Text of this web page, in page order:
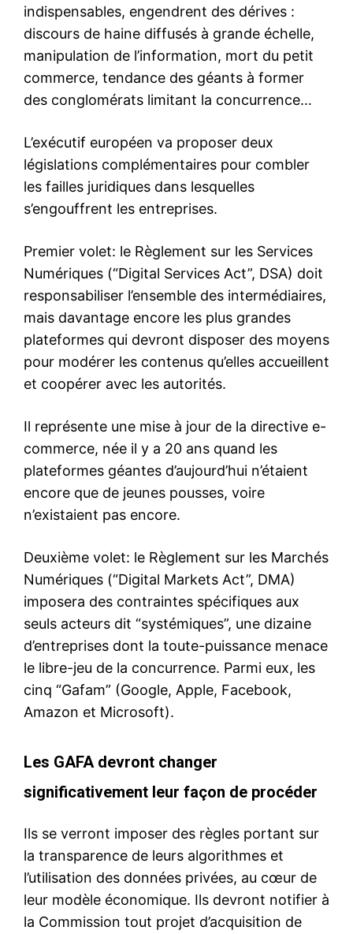
indispensables, engendrent des dérives :
discours de haine diffusés à grande échelle,
manipulation de l’information, mort du petit
commerce, tendance des géants à former
des conglomérats limitant la concurrence…
L’exécutif européen va proposer deux
législations complémentaires pour combler
les failles juridiques dans lesquelles
s’engouffrent les entreprises.
Premier volet: le Règlement sur les Services
Numériques (“Digital Services Act”, DSA) doit
responsabiliser l’ensemble des intermédiaires,
mais davantage encore les plus grandes
plateformes qui devront disposer des moyens
pour modérer les contenus qu’elles accueillent
et coopérer avec les autorités.
Il représente une mise à jour de la directive e-
commerce, née il y a 20 ans quand les
plateformes géantes d’aujourd’hui n’étaient
encore que de jeunes pousses, voire
n’existaient pas encore.
Deuxième volet: le Règlement sur les Marchés
Numériques (“Digital Markets Act”, DMA)
imposera des contraintes spécifiques aux
seuls acteurs dit “systémiques”, une dizaine
d’entreprises dont la toute-puissance menace
le libre-jeu de la concurrence. Parmi eux, les
cinq “Gafam” (Google, Apple, Facebook,
Amazon et Microsoft).
Les GAFA devront changer
significativement leur façon de procéder
Ils se verront imposer des règles portant sur
la transparence de leurs algorithmes et
l’utilisation des données privées, au cœur de
leur modèle économique. Ils devront notifier à
la Commission tout projet d’acquisition de